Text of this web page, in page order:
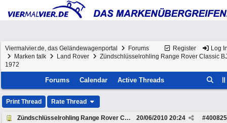
Register Log
Viermalvier.de, das Geländewagenportal
Forums
Marken talk
Land Rover
Zündschlüsselrohling Range Rover Classic
1972
Forums Calendar Active Threads
Print Thread Rate Thread
Zündschlüsselrohling Range Rover Classic BJ 1972 #400825
20/06/2010 20:24